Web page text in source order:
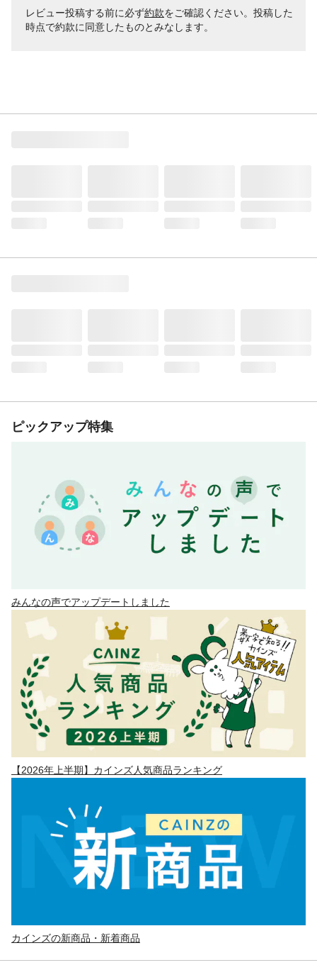
レビュー投稿する前に必ず約款をご確認ください。投稿した
時点で約款に同意したものとみなします。
ピックアップ特集
みんなの声でアップデートしました
【2026年上半期】カインズ人気商品ランキング
カインズの新商品・新着商品